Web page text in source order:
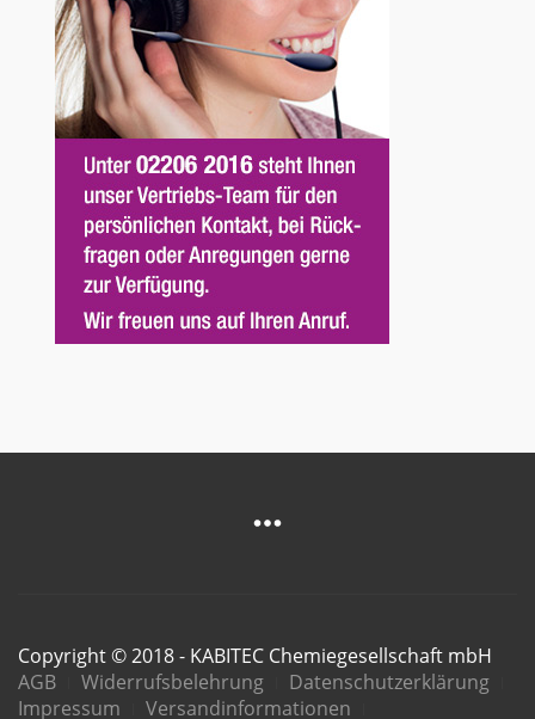
Copyright © 2018 - KABITEC Chemiegesellschaft mbH
AGB
Widerrufsbelehrung
Datenschutzerklärung
Impressum
Versandinformationen